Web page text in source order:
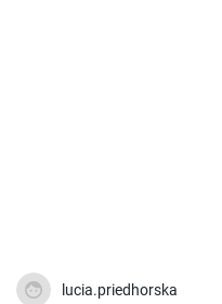
lucia.priedhorska